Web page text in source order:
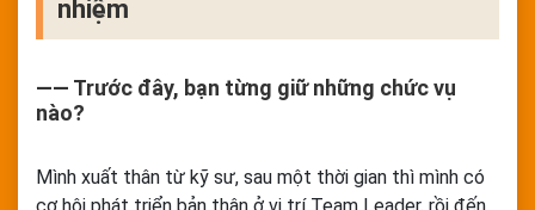
nhiệm
―― Trước đây, bạn từng giữ những chức vụ
nào?
Mình xuất thân từ kỹ sư, sau một thời gian thì mình có